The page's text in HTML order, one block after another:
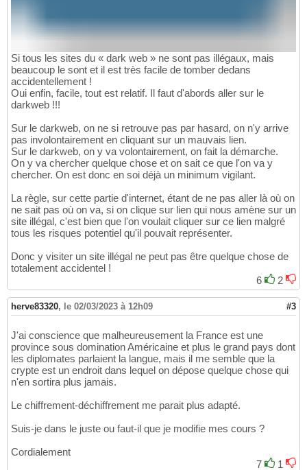
Si tous les sites du « dark web » ne sont pas illégaux, mais
beaucoup le sont et il est très facile de tomber dedans
accidentellement !
Oui enfin, facile, tout est relatif. Il faut d'abords aller sur le
darkweb !!!
Sur le darkweb, on ne si retrouve pas par hasard, on n'y arrive
pas involontairement en cliquant sur un mauvais lien.
Sur le darkweb, on y va volontairement, on fait la démarche.
On y va chercher quelque chose et on sait ce que l'on va y
chercher. On est donc en soi déjà un minimum vigilant.
La règle, sur cette partie d'internet, étant de ne pas aller là où on
ne sait pas où on va, si on clique sur lien qui nous amène sur un
site illégal, c'est bien que l'on voulait cliquer sur ce lien malgré
tous les risques potentiel qu'il pouvait représenter.
Donc y visiter un site illégal ne peut pas être quelque chose de
totalement accidentel !
6
2
herve83320, le 02/03/2023 à 12h09 #3
J'ai conscience que malheureusement la France est une
province sous domination Américaine et plus le grand pays dont
les diplomates parlaient la langue, mais il me semble que la
crypte est un endroit dans lequel on dépose quelque chose qui
n'en sortira plus jamais.
Le chiffrement-déchiffrement me parait plus adapté.
Suis-je dans le juste ou faut-il que je modifie mes cours ?
Cordialement
7
1